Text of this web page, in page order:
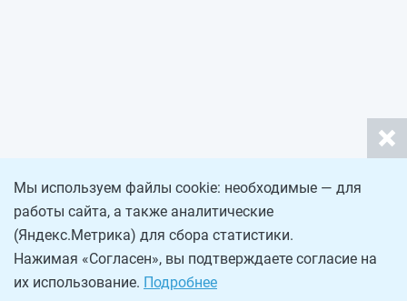
Мы используем файлы cookie: необходимые — для
работы сайта, а также аналитические
(Яндекс.Метрика) для сбора статистики.
Нажимая «Согласен», вы подтверждаете согласие на
их использование. Подробнее